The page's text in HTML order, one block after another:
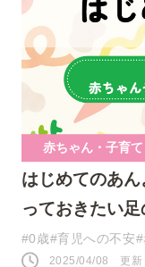
赤ちゃん・子育て
はじめてのあ
っておきたい
#0歳#育児への不安
2025/04/08 更新